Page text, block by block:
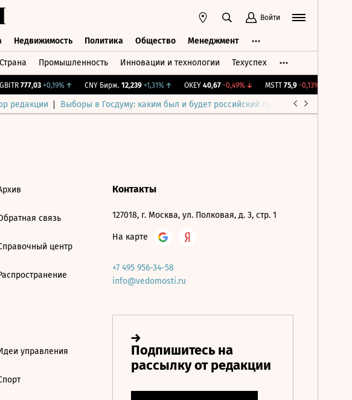
Войти
Недвижимость Политика Общество Менеджмент
Страна Промышленность Инновации и технологии Техуспех
777,03 +0,19%↑ CNY Бирж. 12,239 +1,31%↑ OKEY 40,67 -0,49%↓ MSTT 75,9 -0,13%↓
редакции Выборы в Госдуму: каким был и будет российский парламент
связь
центр
управления
Контакты
127018, г. Москва, ул. Полковая, д. 3, стр. 1
На карте
+7 495 956-34-58
info@vedomosti.ru